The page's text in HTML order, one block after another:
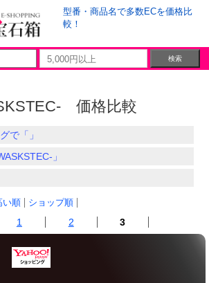
型番・商品名で多数ECを価格比
較！
価格比較
で「」
」
い順 ショップ順
1 2 3